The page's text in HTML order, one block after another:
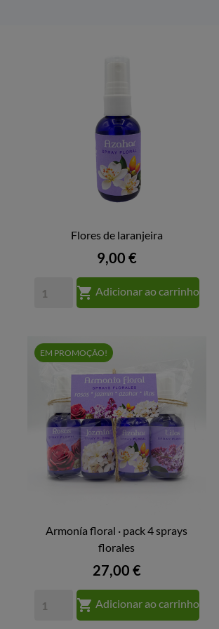
VISTA RÁPIDA
Flores de laranjeira
Preço
9,00 €
 Adicionar ao carrinho
VISTA RÁPIDA
Armonía floral · pack 4 sprays
florales
Preço
27,00 €
 Adicionar ao carrinho
EM PROMOÇÃO!